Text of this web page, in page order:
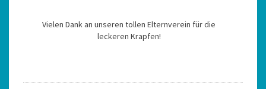
Vielen Dank an unseren tollen Elternverein für die
leckeren Krapfen!